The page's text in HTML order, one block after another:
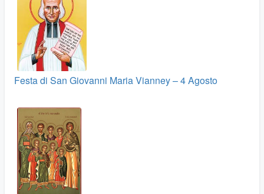
Festa di San Giovanni Maria Vianney – 4 Agosto